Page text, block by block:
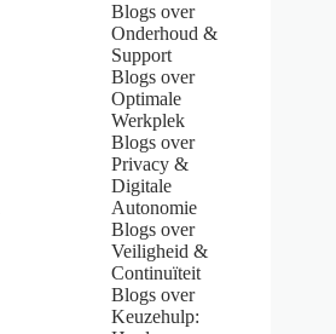
Blogs over
Onderhoud &
Support
Blogs over
Optimale
Werkplek
Blogs over
Privacy &
Digitale
Autonomie
Blogs over
Veiligheid &
Continuïteit
Blogs over
Keuzehulp: